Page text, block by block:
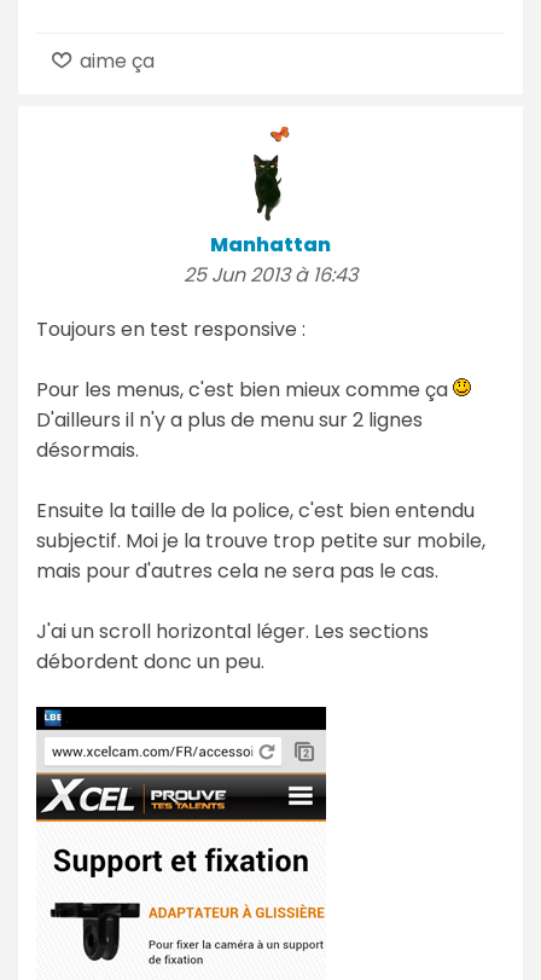
aime ça
Manhattan
25 Jun 2013 à 16:43
Toujours en test responsive :
Pour les menus, c'est bien mieux comme ça
D'ailleurs il n'y a plus de menu sur 2 lignes
désormais.
Ensuite la taille de la police, c'est bien entendu
subjectif. Moi je la trouve trop petite sur mobile,
mais pour d'autres cela ne sera pas le cas.
J'ai un scroll horizontal léger. Les sections
débordent donc un peu.